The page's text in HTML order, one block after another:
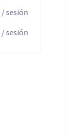
/ sesión
/ sesión